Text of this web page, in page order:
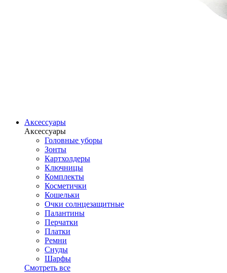
Аксессуары
Аксессуары
Головные уборы
Зонты
Картхолдеры
Ключницы
Комплекты
Косметички
Кошельки
Очки солнцезащитные
Палантины
Перчатки
Платки
Ремни
Снуды
Шарфы
Смотреть все